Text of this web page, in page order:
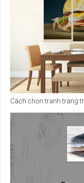
Cách chọn tranh trang